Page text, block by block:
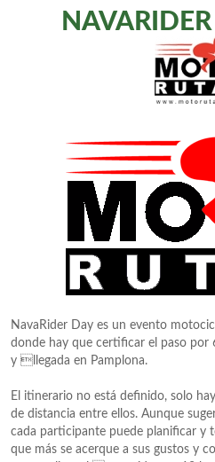
NavaRider Day es un evento
donde hay que certificar el paso por
y llegada en Pamplona.
El itinerario no está definido, solo
de distancia entre ellos. Aunque
cada participante puede planificar y
que más se acerque a sus gustos y